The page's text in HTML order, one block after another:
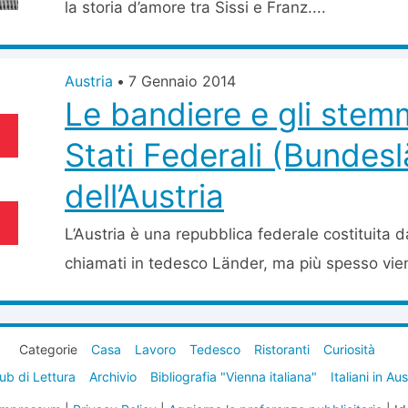
la storia d’amore tra Sissi e Franz....
Austria • 7 Gennaio 2014
Le bandiere e gli
Stati Federali
dell’Austria
L’Austria è una repubblica federale costituita
chiamati in tedesco Länder, ma più spesso
Categorie Casa Lavoro Tedesco Ristoranti
Curiosità
di Lettura
Archivio Bibliografia "Vienna italiana" Italiani in